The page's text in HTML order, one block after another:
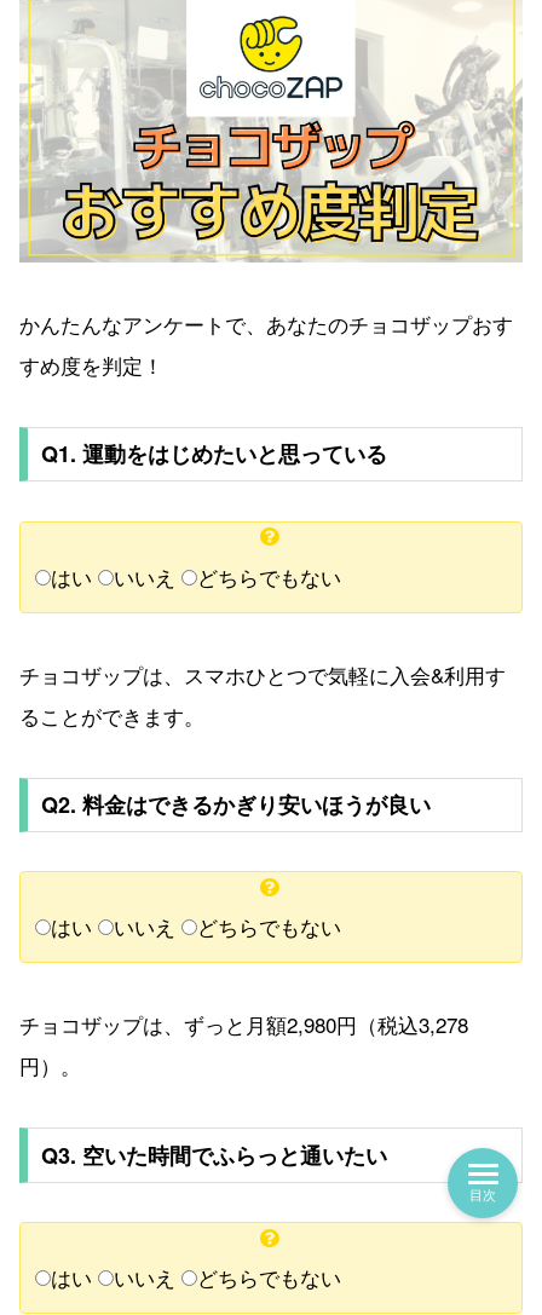
かんたんなアンケートで、あなたのチョコザップおす
すめ度を判定！
Q1. 運動をはじめたいと思っている
はい いいえ どちらでもない
チョコザップは、スマホひとつで気軽に入会&利用す
ることができます。
Q2. 料金はできるかぎり安いほうが良い
はい いいえ どちらでもない
チョコザップは、ずっと月額2,980円（税込3,278
円）。
Q3. 空いた時間でふらっと通いたい
はい いいえ どちらでもない
目次